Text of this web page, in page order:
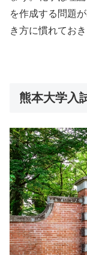
を作成する問題
き方に慣れておき
熊本大学入